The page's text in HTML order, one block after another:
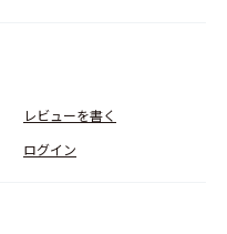
レビューを書く
ログイン